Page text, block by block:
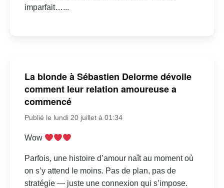
imparfait…...
La blonde à Sébastien Delorme dévoile
comment leur relation amoureuse a
commencé
Publié le lundi 20 juillet à 01:34
Wow
Parfois, une histoire d’amour naît au moment où
on s’y attend le moins. Pas de plan, pas de
stratégie — juste une connexion qui s’impose.